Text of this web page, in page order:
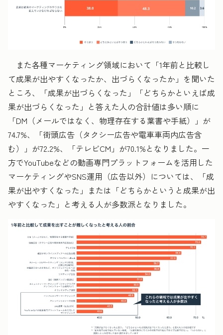
また各種マーケティング領域において「1年前と比較し
て成果が出やすくなったか、出づらくなったか」を聞いた
ところ、「成果が出づらくなった」「どちらかといえば成
果が出づらくなった」と答えた人の合計値は多い順に
「DM（メールではなく、物理存在する葉書や手紙）」が
74.7%、「街頭広告（タクシー広告や電車車両内広告含
む）」が72.2%、「テレビCM」が70.1%となりました。一
方でYouTubeなどの動画専門プラットフォームを活用した
マーケティングやSNS運用（広告以外）については、「成
果が出やすくなった」または「どちらかというと成果が出
やすくなった」と考える人が多数派となりました。